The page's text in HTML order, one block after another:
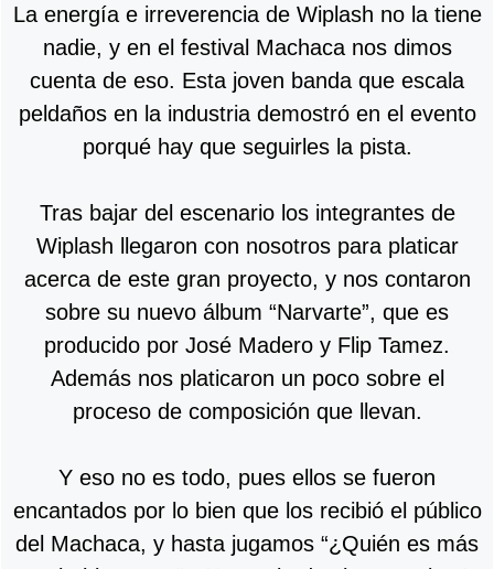
La energía e irreverencia de Wiplash no la tiene
nadie, y en el festival Machaca nos dimos
cuenta de eso. Esta joven banda que escala
peldaños en la industria demostró en el evento
porqué hay que seguirles la pista.
Tras bajar del escenario los integrantes de
Wiplash llegaron con nosotros para platicar
acerca de este gran proyecto, y nos contaron
sobre su nuevo álbum “Narvarte”, que es
producido por José Madero y Flip Tamez.
Además nos platicaron un poco sobre el
proceso de composición que llevan.
Y eso no es todo, pues ellos se fueron
encantados por lo bien que los recibió el público
del Machaca, y hasta jugamos “¿Quién es más